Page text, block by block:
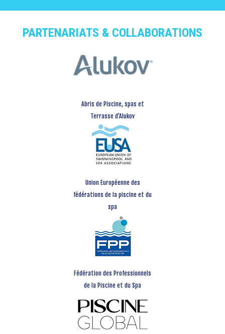
PARTENARIATS & COLLABORATIONS
Abris de Piscine, spas et
Terrasse d’Alukov
Union Européenne des
fédérations de la piscine et du
spa
Fédération des Professionnels
de la Piscine et du Spa